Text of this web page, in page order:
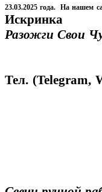
23.03.2025 года. На нашем
Искринка
Разожги Свои
Тел. (Telegram,